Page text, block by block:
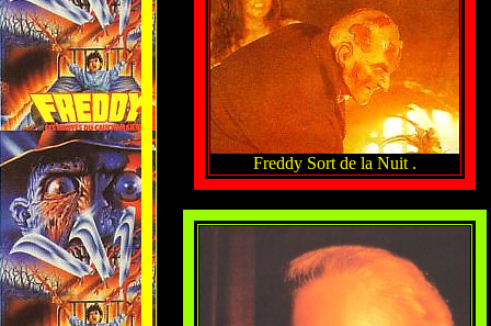
Freddy Sort de la Nuit .